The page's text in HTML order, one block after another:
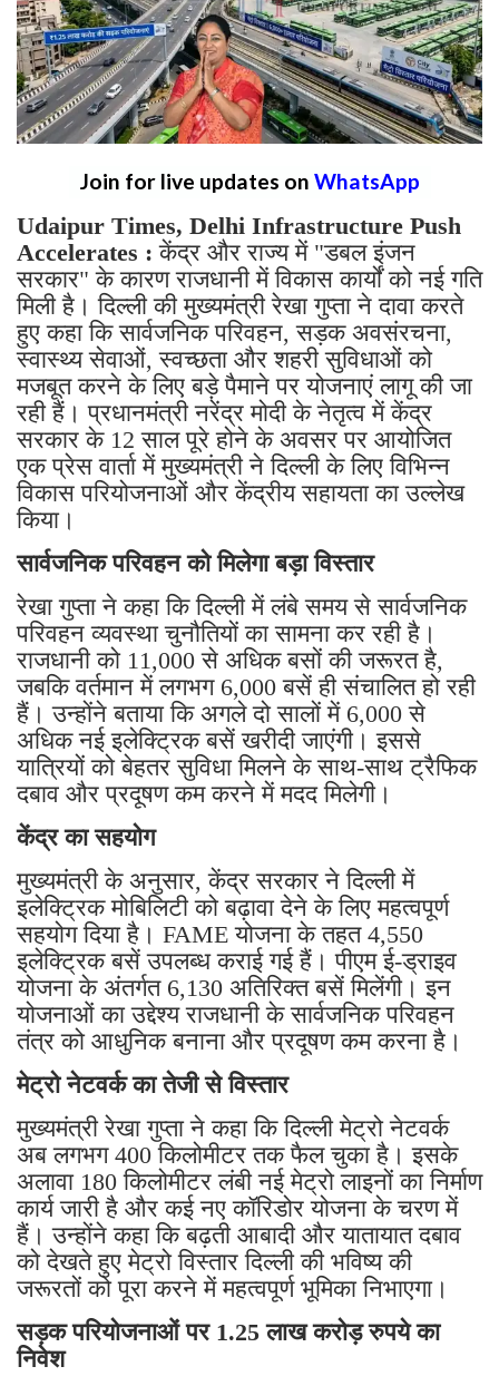
Join for live updates on WhatsApp
Udaipur Times, Delhi Infrastructure Push
Accelerates :केंद्र और राज्य में "डबल इंजन
सरकार" के कारण राजधानी में विकास कार्यों को नई गति
मिली है। दिल्ली की मुख्यमंत्री रेखा गुप्ता ने दावा करते
हुए कहा कि सार्वजनिक परिवहन, सड़क अवसंरचना,
स्वास्थ्य सेवाओं, स्वच्छता और शहरी सुविधाओं को
मजबूत करने के लिए बड़े पैमाने पर योजनाएं लागू की जा
रही हैं। प्रधानमंत्री नरेंद्र मोदी के नेतृत्व में केंद्र
सरकार के 12 साल पूरे होने के अवसर पर आयोजित
एक प्रेस वार्ता में मुख्यमंत्री ने दिल्ली के लिए विभिन्न
विकास परियोजनाओं और केंद्रीय सहायता का उल्लेख
किया।
सार्वजनिक परिवहन को मिलेगा बड़ा विस्तार
रेखा गुप्ता ने कहा कि दिल्ली में लंबे समय से सार्वजनिक
परिवहन व्यवस्था चुनौतियों का सामना कर रही है।
राजधानी को 11,000 से अधिक बसों की जरूरत है,
जबकि वर्तमान में लगभग 6,000 बसें ही संचालित हो रही
हैं। उन्होंने बताया कि अगले दो सालों में 6,000 से
अधिक नई इलेक्ट्रिक बसें खरीदी जाएंगी। इससे
यात्रियों को बेहतर सुविधा मिलने के साथ-साथ ट्रैफिक
दबाव और प्रदूषण कम करने में मदद मिलेगी।
केंद्र का सहयोग
मुख्यमंत्री के अनुसार, केंद्र सरकार ने दिल्ली में
इलेक्ट्रिक मोबिलिटी को बढ़ावा देने के लिए महत्वपूर्ण
सहयोग दिया है। FAME योजना के तहत 4,550
इलेक्ट्रिक बसें उपलब्ध कराई गई हैं। पीएम ई-ड्राइव
योजना के अंतर्गत 6,130 अतिरिक्त बसें मिलेंगी। इन
योजनाओं का उद्देश्य राजधानी के सार्वजनिक परिवहन
तंत्र को आधुनिक बनाना और प्रदूषण कम करना है।
मेट्रो नेटवर्क का तेजी से विस्तार
मुख्यमंत्री रेखा गुप्ता ने कहा कि दिल्ली मेट्रो नेटवर्क
अब लगभग 400 किलोमीटर तक फैल चुका है। इसके
अलावा 180 किलोमीटर लंबी नई मेट्रो लाइनों का निर्माण
कार्य जारी है और कई नए कॉरिडोर योजना के चरण में
हैं। उन्होंने कहा कि बढ़ती आबादी और यातायात दबाव
को देखते हुए मेट्रो विस्तार दिल्ली की भविष्य की
जरूरतों को पूरा करने में महत्वपूर्ण भूमिका निभाएगा।
सड़क परियोजनाओं पर 1.25 लाख करोड़ रुपये का
निवेश